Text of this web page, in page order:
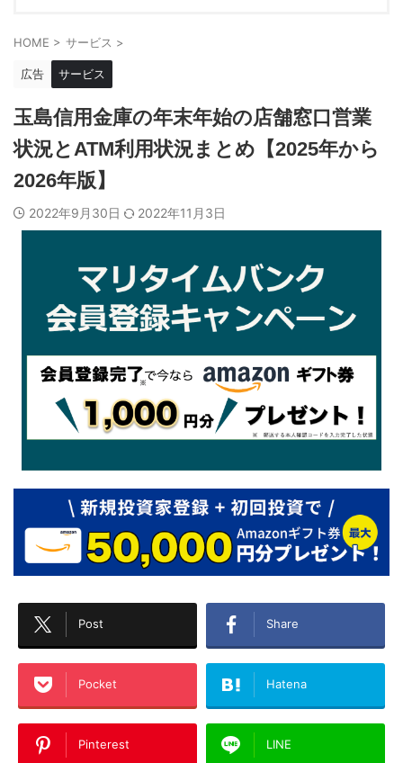
HOME > サービス >
広告 サービス
玉島信用金庫の年末年始の店舗窓口営業
状況とATM利用状況まとめ【2025年から
2026年版】
2022年9月30日 2022年11月3日
Post Share
Pocket Hatena
Pinterest LINE